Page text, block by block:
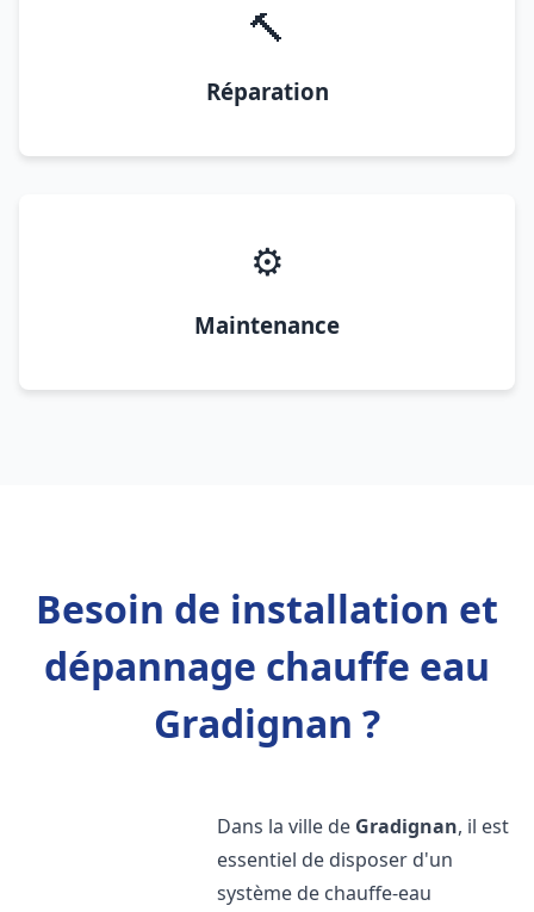
🔨
Réparation
⚙️
Maintenance
Besoin de installation et
dépannage chauffe eau
Gradignan ?
Dans la ville de Gradignan, il est
essentiel de disposer d'un
système de chauffe-eau